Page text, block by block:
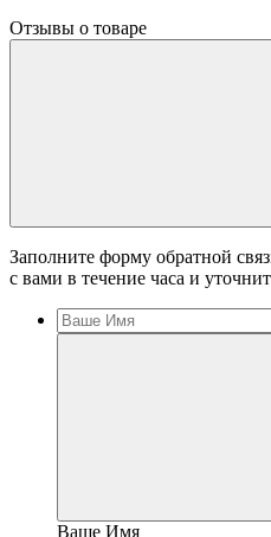
Отзывы о товаре
Заполните форму обратной
с вами в течение часа и уточнит
Ваше Имя